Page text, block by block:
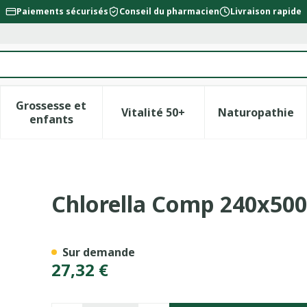
Paiements sécurisés Conseil du pharmacien Livraison rapide
catégorie Beauté, soins et hygiène
sous-menu pour la catégorie Régime, alimentation &
Grossesse et
enfants
Afficher le sous-menu pour la catégorie
Vitalité 50+Afficher le sous-menu pour
Naturopathie
Afficher
DebaChlorella Comp
27,32 €
Sur demande